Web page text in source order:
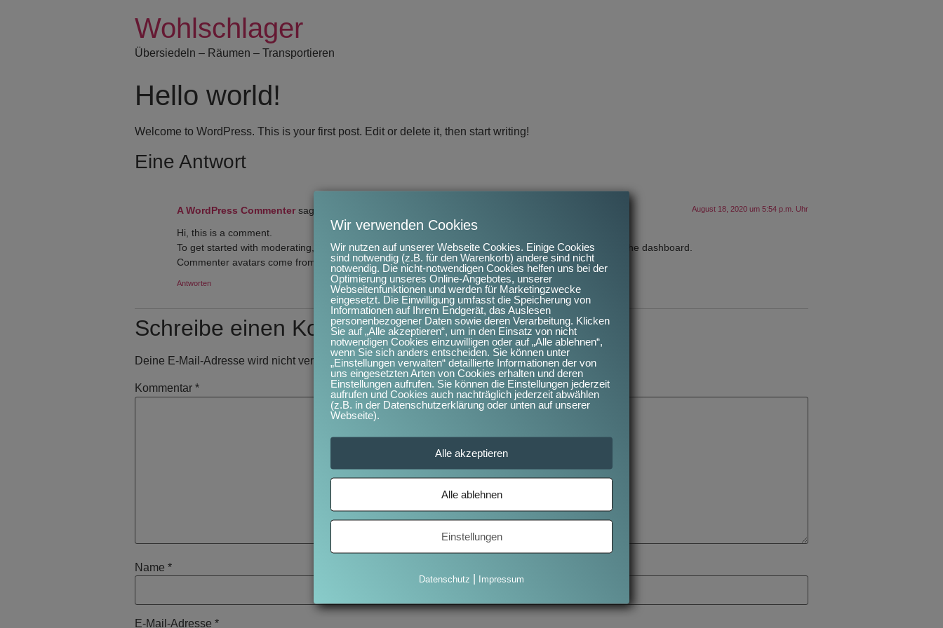
Wohlschlager
Übersiedeln – Räumen – Transportieren
Hello world!
Welcome to WordPress. This is your first post. Edit or delete it, then start writing!
Eine Antwort
A WordPress Commenter sagt: August 18, 2020 um 5:54 p.m. Uhr
Hi, this is a comment.
To get started with moderating, editing, and deleting comments, please visit the Comments screen in the dashboard.
Commenter avatars come from
Gravatar.
Antworten
Schreibe einen Kommentar
Deine E-Mail-Adresse wird nicht veröffentlicht. Erforderliche Felder sind mit*markiert
Kommentar *
Name *
E-Mail-Adresse *
Wir verwenden Cookies
Wir nutzen auf unserer Webseite Cookies. Einige Cookies
sind notwendig (z.B. für den Warenkorb) andere sind nicht
notwendig. Die nicht-notwendigen Cookies helfen uns bei der
Optimierung unseres Online-Angebotes, unserer
Webseitenfunktionen und werden für Marketingzwecke
eingesetzt. Die Einwilligung umfasst die Speicherung von
Informationen auf Ihrem Endgerät, das Auslesen
personenbezogener Daten sowie deren Verarbeitung. Klicken
Sie auf „Alle akzeptieren“, um in den Einsatz von nicht
notwendigen Cookies einzuwilligen oder auf „Alle ablehnen“,
wenn Sie sich anders entscheiden. Sie können unter
„Einstellungen verwalten“ detaillierte Informationen der von
uns eingesetzten Arten von Cookies erhalten und deren
Einstellungen aufrufen. Sie können die Einstellungen jederzeit
aufrufen und Cookies auch nachträglich jederzeit abwählen
(z.B. in der Datenschutzerklärung oder unten auf unserer
Webseite).
Alle akzeptieren
Alle ablehnen
Einstellungen
Datenschutz Impressum